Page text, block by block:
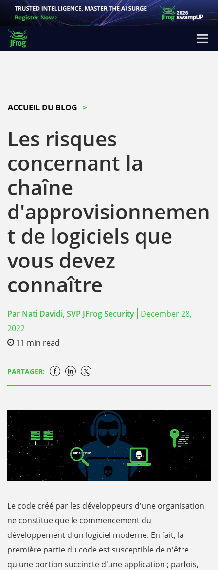
ACCUEIL DU BLOG
Les risques
concernant la
chaîne
d'approvisionnemen
t de logiciels que
vous devez
connaître
Par Nati Davidi, SVP JFrog Security
December 28,
2022
11 min read
PARTAGER:
Le code créé par les développeurs d'une organisation
ne constitue que le commencement du
développement d'un logiciel moderne. En fait, la
première partie du code est susceptible de n'être
qu'une portion succincte d'une application ; parfois,